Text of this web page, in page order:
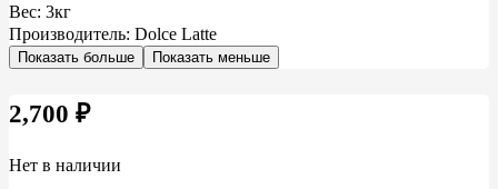
Вес: 3кг
Производитель: Dolce Latte
Показать больше Показать меньше
2,700 ₽
Нет в наличии